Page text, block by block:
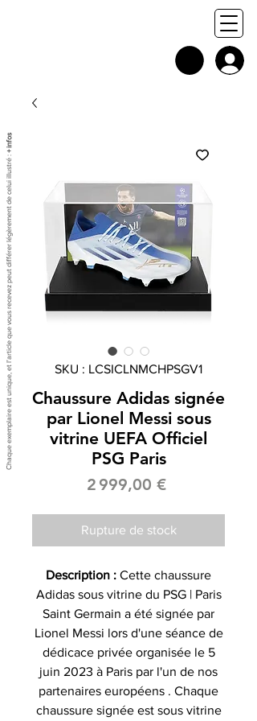
SKU : LCSICLNMCHPSGV1
Chaussure Adidas signée
par Lionel Messi sous
vitrine UEFA Officiel
PSG Paris
2 999,00 €Prix
Rupture de stock
Description : Cette chaussure
Adidas sous vitrine du PSG | Paris
Saint Germain a été signée par
Lionel Messi lors d'une séance de
dédicace privée organisée le 5
juin 2023 à Paris par l'un de nos
partenaires européens . Chaque
chaussure signée est sous vitrine
Chaque exemplaire est unique, et l'article que vous recevez peut différer légèrement de celui illustré :
+ infos